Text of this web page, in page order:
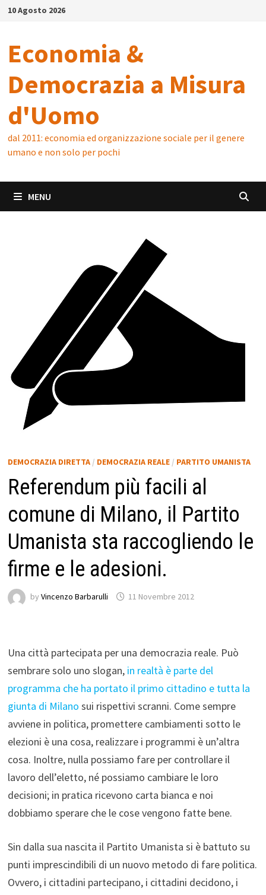
Skip10 Agosto 2026
Economia &
Democrazia a Misura
d'Uomo
dal 2011: economia ed organizzazione sociale per il genere
umano e non solo per pochi
MENU
DEMOCRAZIA DIRETTA/ DEMOCRAZIA REALE/ PARTITO UMANISTA
Referendum più facili al
comune di Milano, il Partito
Umanista sta raccogliendo le
firme e le adesioni.
by Vincenzo Barbarulli 11 Novembre 2012
Una città partecipata per una democrazia reale. Può
sembrare solo uno slogan, in realtà è parte del
programma che ha portato il primo cittadino e tutta la
giunta di Milano sui rispettivi scranni. Come sempre
avviene in politica, promettere cambiamenti sotto le
elezioni è una cosa, realizzare i programmi è un’altra
cosa. Inoltre, nulla possiamo fare per controllare il
lavoro dell’eletto, né possiamo cambiare le loro
decisioni; in pratica ricevono carta bianca e noi
dobbiamo sperare che le cose vengono fatte bene.
Sin dalla sua nascita il Partito Umanista si è battuto su
punti imprescindibili di un nuovo metodo di fare politica.
Ovvero, i cittadini partecipano, i cittadini decidono, i